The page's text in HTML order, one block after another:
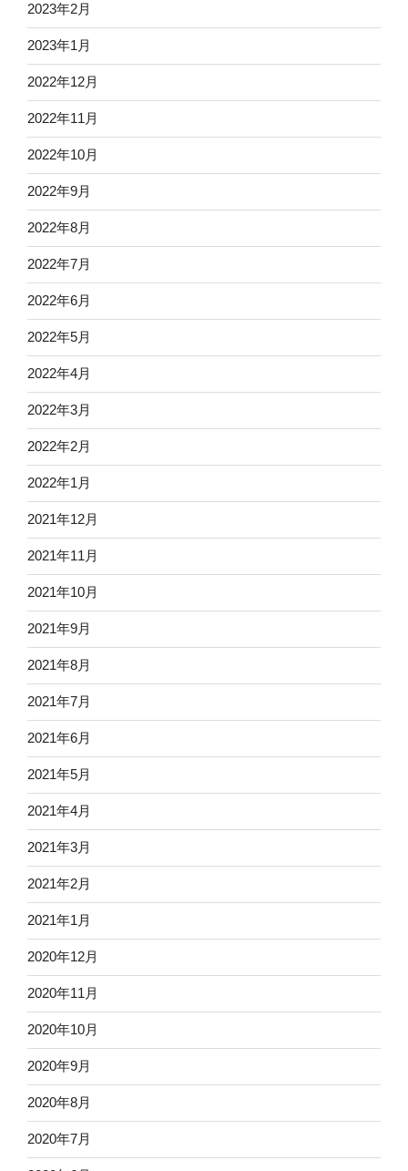
2023年2月
2023年1月
2022年12月
2022年11月
2022年10月
2022年9月
2022年8月
2022年7月
2022年6月
2022年5月
2022年4月
2022年3月
2022年2月
2022年1月
2021年12月
2021年11月
2021年10月
2021年9月
2021年8月
2021年7月
2021年6月
2021年5月
2021年4月
2021年3月
2021年2月
2021年1月
2020年12月
2020年11月
2020年10月
2020年9月
2020年8月
2020年7月